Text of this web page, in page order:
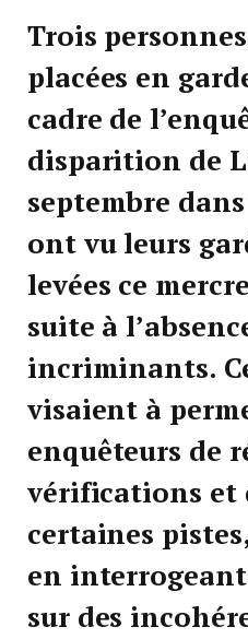
Trois
placées en
cadre de
disparition de
septembre
ont vu leurs
levées ce
suite à
incriminants.
visaient à
enquêteurs de
vérifications et
certaines
en interrogeant
sur des